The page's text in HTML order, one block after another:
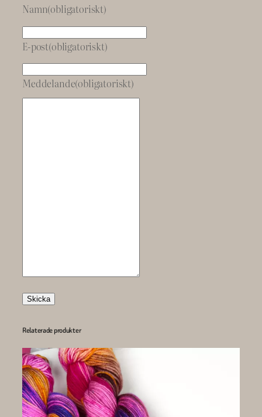
Namn(obligatoriskt)
E-post(obligatoriskt)
Meddelande(obligatoriskt)
Skicka
Relaterade produkter